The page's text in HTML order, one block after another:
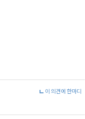
이 의견에 한마디